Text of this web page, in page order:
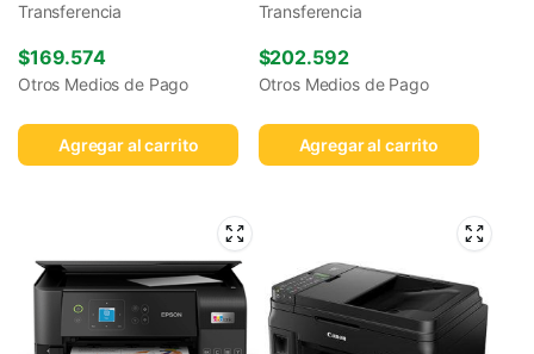
Transferencia
$169.574
Otros Medios de Pago
Agregar al carrito
Transferencia
$202.592
Otros Medios de Pago
Agregar al carrito